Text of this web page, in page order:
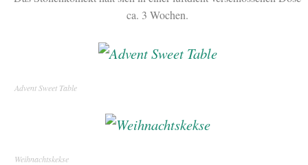
ca. 3 Wochen.
Advent Sweet Table
Weihnachtskekse